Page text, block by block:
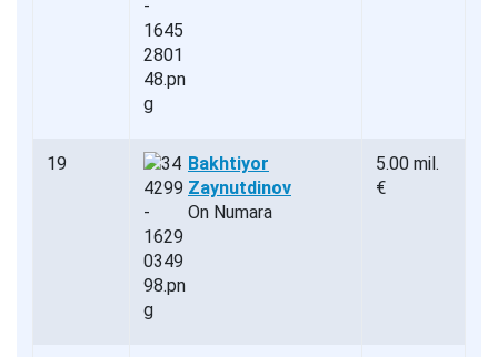
19
Bakhtiyor
Zaynutdinov
On Numara
5.00 mil.
€